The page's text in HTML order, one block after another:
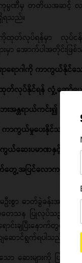
မ္ပဏီမှ တတိယအဆင့် လ
ရှိရသည်။
လုပ်ရန်မှာ လုပ်ငန်း
မှာ အောက်ပါအတိုင်းဖြ
ာဂါကို ကာကွယ်နိုင်သေ
လုပ်နိုင်ရန် လှုံ့ဆော်ပေး
န္တရာယ်ကင်း၍ လုံခြုံစိတ်ခ
ာကွယ်မှုပေးနိုင်သည့် အချိ
ကွယ်ဆေးပမာဏနှင့် အက
တွေ့အပြင်လောက၌ အ
ဓာတ်ခွဲခန်းအတွင်းနှင့်
သန ပြုလုပ်သည့်အဆင့်
င်းချပြီးနောက်တွင်
ောင်ရွက်ရပါသည်။
ာ ဆေးများကို ပြည်သူမ